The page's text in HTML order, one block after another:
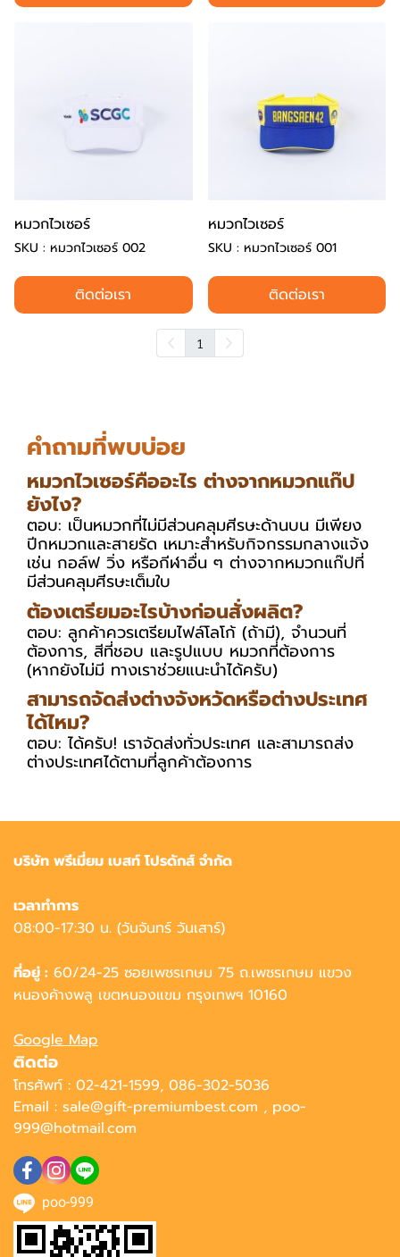
หมวกไวเซอร์
SKU : หมวกไวเซอร์ 002
ติดต่อเรา
หมวกไวเซอร์
SKU : หมวกไวเซอร์ 001
ติดต่อเรา
1
คำถามที่พบบ่อย
หมวกไวเซอร์คืออะไร ต่างจากหมวกแก๊ป
ยังไง?
ตอบ: เป็นหมวกที่ไม่มีส่วนคลุมศีรษะด้านบน มีเพียง
ปีกหมวกและสายรัด เหมาะสำหรับกิจกรรมกลางแจ้ง
เช่น กอล์ฟ วิ่ง หรือกีฬาอื่น ๆ ต่างจากหมวกแก๊ปที่
มีส่วนคลุมศีรษะเต็มใบ
ต้องเตรียมอะไรบ้างก่อนสั่งผลิต?
ตอบ: ลูกค้าควรเตรียมไฟล์โลโก้ (ถ้ามี), จำนวนที่
ต้องการ, สีที่ชอบ และรูปแบบ หมวกที่ต้องการ
(หากยังไม่มี ทางเราช่วยแนะนำได้ครับ)
สามารถจัดส่งต่างจังหวัดหรือต่างประเทศ
ได้ไหม?
ตอบ: ได้ครับ! เราจัดส่งทั่วประเทศ และสามารถส่ง
ต่างประเทศได้ตามที่ลูกค้าต้องการ
บริษัท พรีเมี่ยม เบสท์ โปรดักส์ จำกัด
เวลาทำการ
08:00-17:30 น. (วันจันทร์ วันเสาร์)
ที่อยู่ : 60/24-25 ซอยเพชรเกษม 75 ถ.เพชรเกษม แขวง
หนองค้างพลู เขตหนองแขม กรุงเทพฯ 10160
Google Map
ติดต่อ
โทรศัพท์ : 02-421-1599, 086-302-5036
Email : sale@gift-premiumbest.com , poo-
999@hotmail.com
poo-999